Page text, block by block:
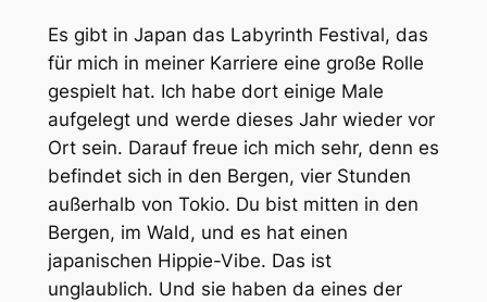
Es gibt in Japan das Labyrinth Festival, das
für mich in meiner Karriere eine große Rolle
gespielt hat. Ich habe dort einige Male
aufgelegt und werde dieses Jahr wieder vor
Ort sein. Darauf freue ich mich sehr, denn es
befindet sich in den Bergen, vier Stunden
außerhalb von Tokio. Du bist mitten in den
Bergen, im Wald, und es hat einen
japanischen Hippie-Vibe. Das ist
unglaublich. Und sie haben da eines der